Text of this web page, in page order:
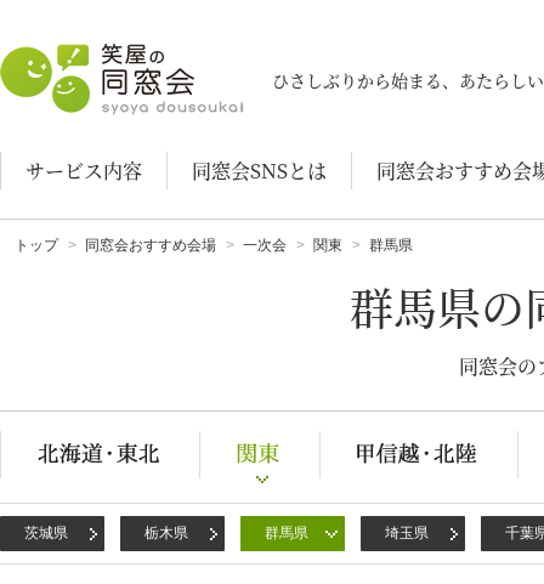
笑屋の同窓会
ひさしぶりから始まる、あたらし
サービス内容 同窓会SNSとは 同窓会おすすめ会
トップ 同窓会おすすめ会場 一次会 関東 群馬県
群馬県の
同窓会の
茨城県 栃木県 群馬県 埼玉県 千葉